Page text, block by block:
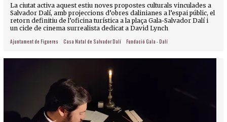
La ciutat activa aquest estiu noves propostes culturals vinculades a
Salvador Dalí, amb projeccions d’obres dalinianes a l’espai públic, el
retorn definitiu de l’oficina turística a la plaça Gala-Salvador Dalí i
un cicle de cinema surrealista dedicat a David Lynch
Ajuntament de Figueres Casa Natal de Salvador Dalí Fundació Gala - Dalí